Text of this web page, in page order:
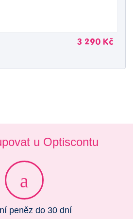
3 290 Kč
u Optiscontu
peněz do 30 dní